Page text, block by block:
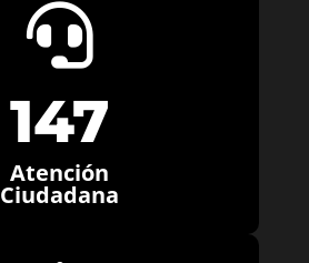

147
Atención
Ciudadana